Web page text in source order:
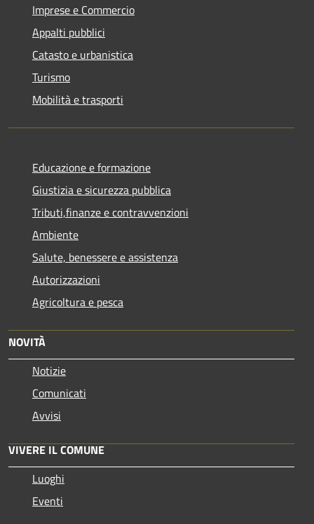
Imprese e Commercio
Appalti pubblici
Catasto e urbanistica
Turismo
Mobilità e trasporti
Educazione e formazione
Giustizia e sicurezza pubblica
Tributi,finanze e contravvenzioni
Ambiente
Salute, benessere e assistenza
Autorizzazioni
Agricoltura e pesca
NOVITÀ
Notizie
Comunicati
Avvisi
VIVERE IL COMUNE
Luoghi
Eventi